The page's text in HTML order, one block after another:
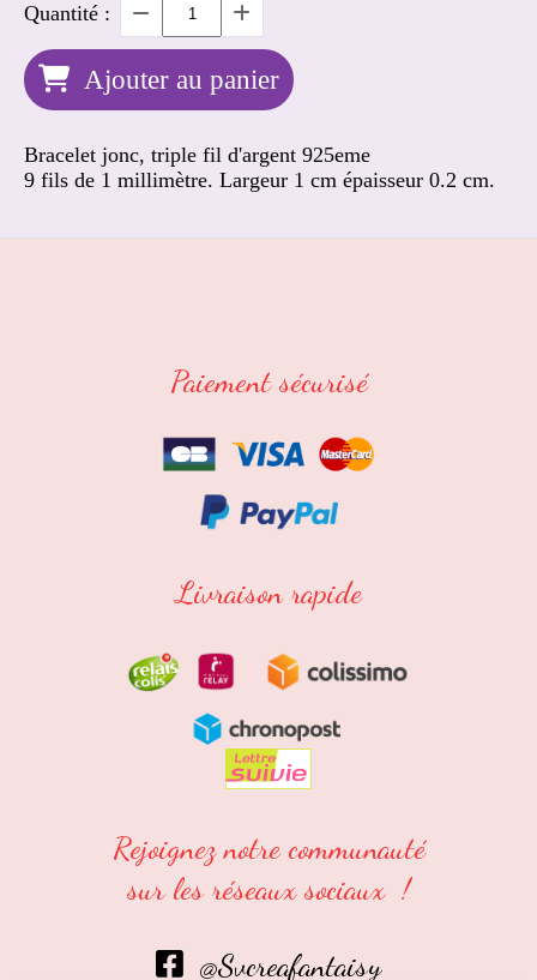
Quantité :
Ajouter au panier
Bracelet jonc, triple fil d'argent 925eme
9 fils de 1 millimètre. Largeur 1 cm épaisseur 0.2 cm.
Paiement sécurisé
Livraison rapide
Rejoignez notre communauté
sur les réseaux sociaux !
 @Svcreafantaisy